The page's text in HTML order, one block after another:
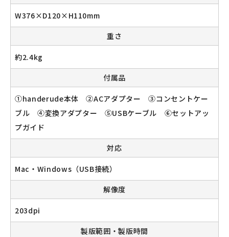
W376×D120×H110mm
重さ
約2.4kg
付属品
①handerude本体 ②ACアダプター ③コンセントケー
ブル ④変換アダプター ⑤USBケーブル ⑥セットアッ
プガイド
対応
Mac・Windows（USB接続）
解像度
203dpi
製版範囲・製版時間